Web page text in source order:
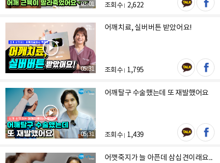
03:01 조회수 2,622
05:31
어깨치료, 실버버튼 받았어요!
조회수 1,795
05:31
어깨탈구 수술했는데 또 재발했어요
조회수 1,439
어깻죽지가 늘 아픈데 삼십견이래요...